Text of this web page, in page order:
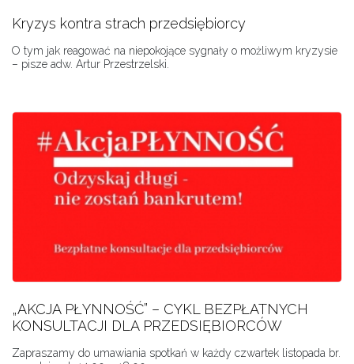
Kryzys kontra strach przedsiębiorcy
O tym jak reagować na niepokojące sygnały o możliwym kryzysie
– pisze adw. Artur Przestrzelski.
„AKCJA PŁYNNOŚĆ” – CYKL BEZPŁATNYCH
KONSULTACJI DLA PRZEDSIĘBIORCÓW
Zapraszamy do umawiania spotkań w każdy czwartek listopada br.